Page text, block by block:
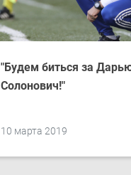
10 марта 2019
"Будем биться за
Солонович!"